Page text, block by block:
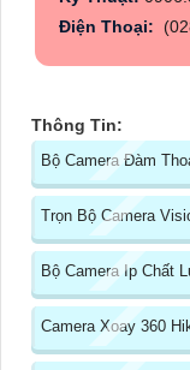
Điện Thoại:
Thông Tin:
Bộ Camera Đàm
Trọn Bộ Camera
Bộ Camera Ip Chất
Camera Xoay 360